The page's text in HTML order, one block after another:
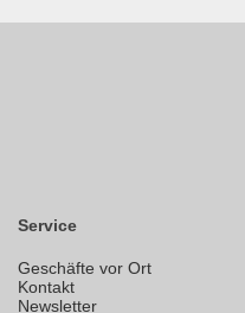
Service
Geschäfte vor Ort
Kontakt
Newsletter